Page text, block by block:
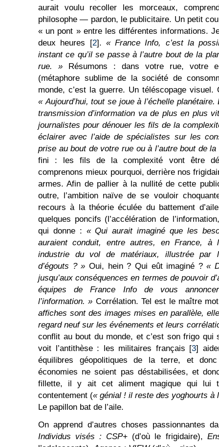
aurait voulu recoller les morceaux,
philosophe — pardon, le publicitaire. Un petit
« un pont » entre les différentes informations.
deux heures [2]. « France Info, c’est la
instant ce qu’il se passe à l’autre bout de la
rue. » Résumons : dans votre rue, votre
(métaphore sublime de la société de
monde, c’est la guerre. Un téléscopage
« Aujourd’hui, tout se joue à l’échelle
transmission d’information va de plus en plus
journalistes pour dénouer les fils de la
éclairer avec l’aide de spécialistes sur les
prise au bout de votre rue ou à l’autre bout de
fini : les fils de la complexité vont être
comprenons mieux pourquoi, derrière nos
armes. Afin de pallier à la nullité de cette
outre, l’ambition naïve de se vouloir
recours à la théorie éculée du battement
quelques poncifs (l’accélération de
qui donne : « Qui aurait imaginé que les
auraient conduit, entre autres, en France, à
industrie du vol de matériaux, illustrée par
d’égouts ? » Oui, hein ? Qui eût imaginé ?«
jusqu’aux conséquences en termes de pouvoir
équipes de France Info de vous
l’information. » Corrélation. Tel est le maître
affiches sont des images mises en parallèle,
regard neuf sur les événements et leurs
conflit au bout du monde, et c’est son frigo
voit l’antithèse : les militaires français [3]
équilibres géopolitiques de la terre, et
économies ne soient pas déstabilisées, et
fillette, il y ait cet aliment magique qui lui
contentement (« génial ! il reste des yoghourts à
Le papillon bat de l’aile.
On apprend d’autres choses passionnantes
Individus visés : CSP+ (d’où le frigidaire),